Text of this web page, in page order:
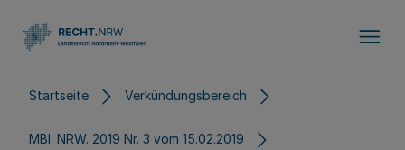
Startseite Verkündungsbereich
MBl. NRW. 2019 Nr. 3 vom 15.02.2019